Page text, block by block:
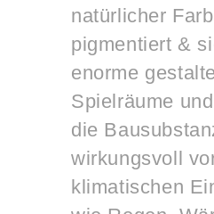
natürlicher
pigmentiert &
enorme
Spielräume
die
wirkungsvoll
klimatischen